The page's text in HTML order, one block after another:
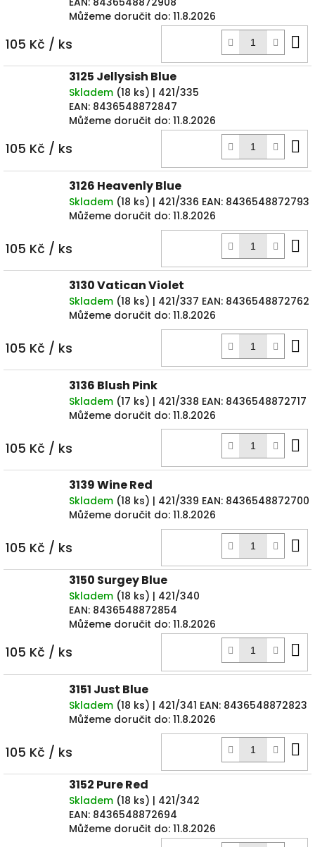
Můžeme doručit do: 11.8.2026
105 Kč / ks
3125 Jellysish Blue
Skladem (18 ks) | 421/335
EAN: 8436548872847
Můžeme doručit do: 11.8.2026
105 Kč / ks
3126 Heavenly Blue
Skladem (18 ks) | 421/336 EAN: 8436548872793
Můžeme doručit do: 11.8.2026
105 Kč / ks
3130 Vatican Violet
Skladem (18 ks) | 421/337 EAN: 8436548872762
Můžeme doručit do: 11.8.2026
105 Kč / ks
3136 Blush Pink
Skladem (17 ks) | 421/338 EAN: 8436548872717
Můžeme doručit do: 11.8.2026
105 Kč / ks
3139 Wine Red
Skladem (18 ks) | 421/339 EAN: 8436548872700
Můžeme doručit do: 11.8.2026
105 Kč / ks
3150 Surgey Blue
Skladem (18 ks) | 421/340
EAN: 8436548872854
Můžeme doručit do: 11.8.2026
105 Kč / ks
3151 Just Blue
Skladem (18 ks) | 421/341 EAN: 8436548872823
Můžeme doručit do: 11.8.2026
105 Kč / ks
3152 Pure Red
Skladem (18 ks) | 421/342
EAN: 8436548872694
Můžeme doručit do: 11.8.2026